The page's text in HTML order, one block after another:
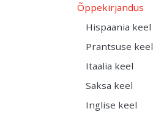
Õppekirjandus
Hispaania keel
Prantsuse keel
Itaalia keel
Saksa keel
Inglise keel